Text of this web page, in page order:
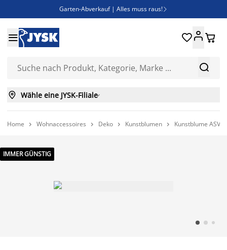
Garten-Abverkauf | Alles muss raus! 
Bist du Unternehmer? Entdecke JYSK-B2B
Esszimmerstuhl ADSLEV um nur 40€


 
 Wähle eine JYSK-Filiale
Home  Wohnaccessoires  Deko  Kunstblumen  Kunstblume
IMMER GÜNSTIG